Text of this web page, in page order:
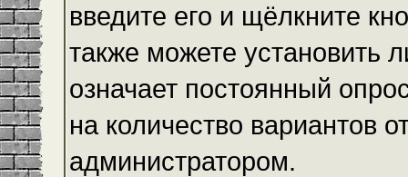
введите его и щёлкните
также можете установить
означает постоянный
на количество вариантов
администратором.